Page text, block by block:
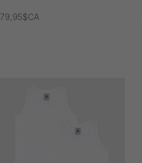
79,95$CA